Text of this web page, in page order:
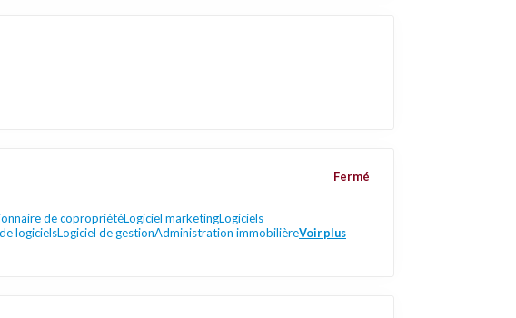
de copropriétéLogiciel marketingLogiciels
logicielsLogiciel de gestionAdministration immobilièreVoir plus
Fermé